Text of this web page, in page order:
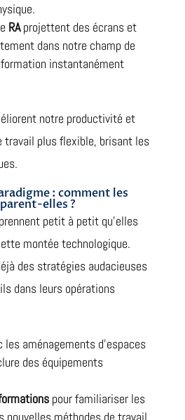
RAprojettent des écrans et
dans notre champ de
instantanément
notre productivité et
travail plus flexible, brisant les
: comment les
elles ?
petit à petit qu’elles
montée technologique.
des stratégies audacieuses
dans leurs opérations
les aménagements d’espaces
des équipements
pour familiariser les